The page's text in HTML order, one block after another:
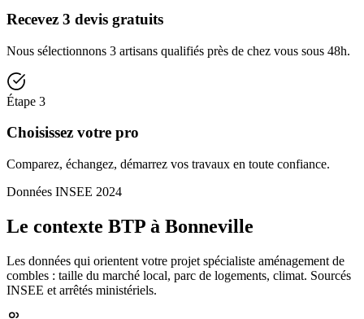
Recevez 3 devis gratuits
Nous sélectionnons 3 artisans qualifiés près de chez vous sous 48h.
Étape 3
Choisissez votre pro
Comparez, échangez, démarrez vos travaux en toute confiance.
Données INSEE 2024
Le contexte BTP à Bonneville
Les données qui orientent votre projet spécialiste aménagement de
combles : taille du marché local, parc de logements, climat. Sourcés
INSEE et arrêtés ministériels.